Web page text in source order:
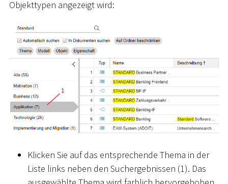
Objekttypen angezeigt wird:
Klicken Sie auf das entsprechende Thema in der
Liste links neben den Suchergebnissen (1). Das